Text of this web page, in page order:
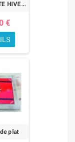
CHAUSSETTE HIVER YAUTE
€
plat